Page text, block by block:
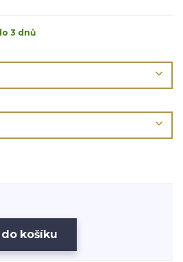
3 dnů
košíku